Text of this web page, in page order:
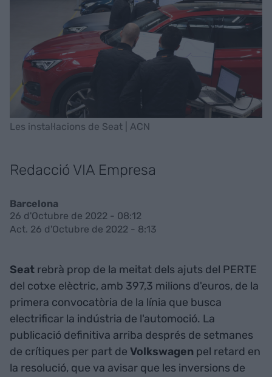
Les instal·lacions de Seat | ACN
Redacció VIA Empresa
Barcelona
26 d'Octubre de 2022 - 08:12
Act. 26 d'Octubre de 2022 - 8:13
Seat rebrà prop de la meitat dels ajuts del PERTE
del cotxe elèctric, amb 397,3 milions d'euros, de la
primera convocatòria de la línia que busca
electrificar la indústria de l'automoció. La
publicació definitiva arriba després de setmanes
de crítiques per part de Volkswagen pel retard en
la resolució, que va avisar que les inversions de